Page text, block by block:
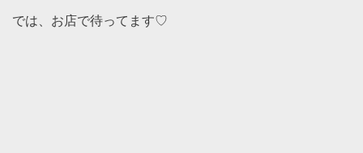
では、お店で待ってます♡